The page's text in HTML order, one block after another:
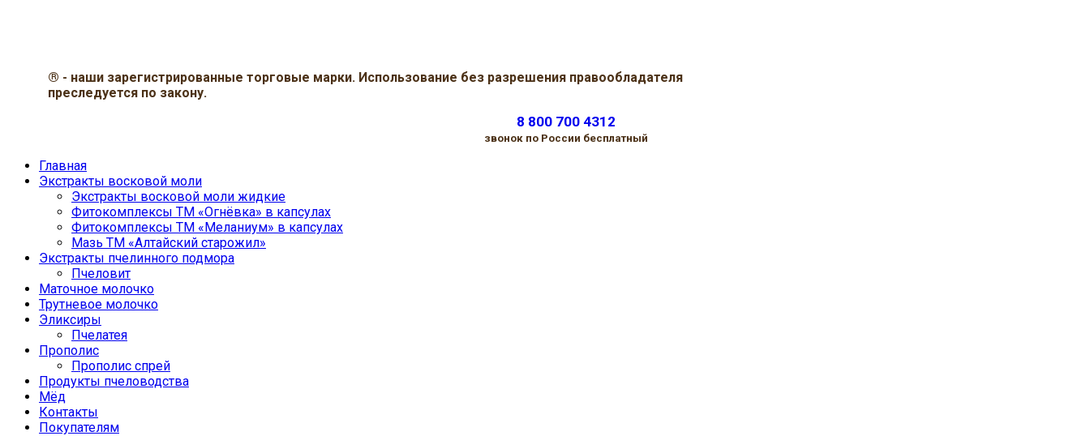
® - наши зарегистрированные торговые марки. Использование без разрешения правообладателя
преследуется по закону.
8 800 700 4312
звонок по России бесплатный
Главная
Экстракты восковой моли
Экстракты восковой моли жидкие
Фитокомплексы ТМ «Огнёвка» в капсулах
Фитокомплексы ТМ «Меланиум» в капсулах
Мазь ТМ «Алтайский старожил»
Экстракты пчелинного подмора
Пчеловит
Маточное молочко
Трутневое молочко
Эликсиры
Пчелатея
Прополис
Прополис спрей
Продукты пчеловодства
Мёд
Контакты
Покупателям